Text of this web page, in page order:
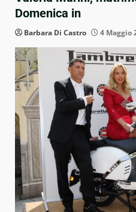
Domenica in
Barbara Di Castro 4 Maggio